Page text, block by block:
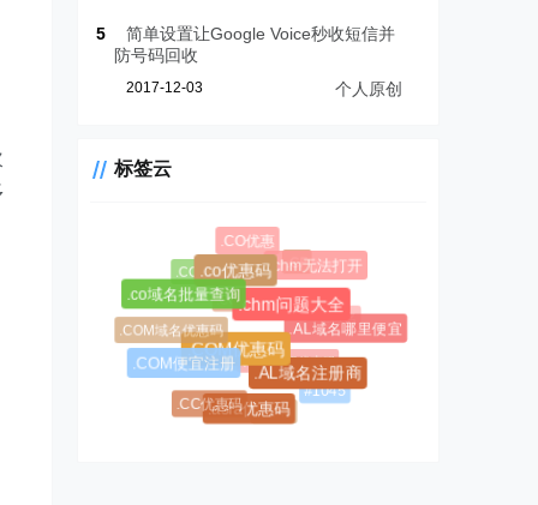
5
简单设置让Google Voice秒收短信并
防号码回收
2017-12-03 个人原创
标签云
#1045
#1146
$0.99超级优惠码
.AL域名
.AL域名哪里便宜
.AL域名注册商
.asia优惠码
.CC优惠码
.CC域名
.CC域名注册
.CF
.chm无法打开
.chm问题大全
.COM优惠码
.COM便宜注册
.COM域名优惠码
.COM新购
.CO优惠
.co优惠码
.co域名批量查询